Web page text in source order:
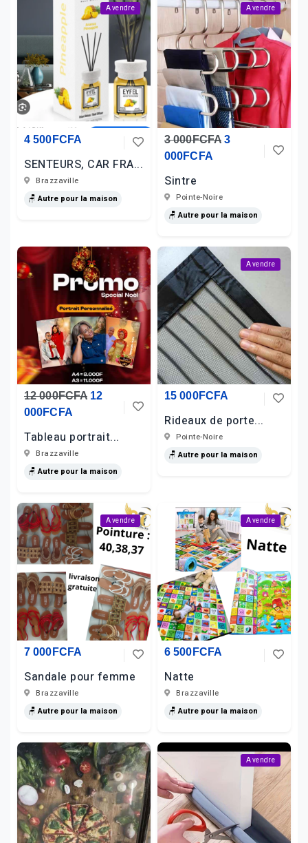
A vendre
4 500FCFA
SENTEURS, CAR FRA...
Brazzaville
🪑 Autre pour la maison
A vendre
3 000FCFA 3
000FCFA
Sintre
Pointe-Noire
🪑 Autre pour la maison
12 000FCFA 12
000FCFA
Tableau portrait...
Brazzaville
🪑 Autre pour la maison
A vendre
15 000FCFA
Rideaux de porte...
Pointe-Noire
🪑 Autre pour la maison
A vendre
7 000FCFA
Sandale pour femme
Brazzaville
🪑 Autre pour la maison
A vendre
6 500FCFA
Natte
Brazzaville
🪑 Autre pour la maison
A vendre